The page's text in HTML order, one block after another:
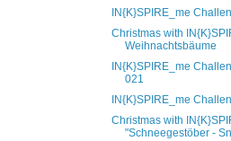
IN{K}SPIRE_me
Christmas with
Weihnachtsbäume
IN{K}SPIRE_me
021
IN{K}SPIRE_me
Christmas with
"Schneegestöber -